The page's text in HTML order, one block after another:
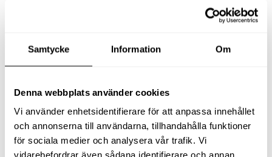
Samtycke Information Om
Denna webbplats använder cookies
Vi använder enhetsidentifierare för att anpassa innehållet
och annonserna till användarna, tillhandahålla funktioner
för sociala medier och analysera vår trafik. Vi
vidarebefordrar även sådana identifierare och annan
Alla produkter
Slangfäste
Textil- & Våtdammsugare
Tillbehör Textil- & våtdammsugare
Adaptrar
Dammsugare